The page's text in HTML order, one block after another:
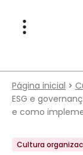
Menu Principal
Abrir Menu
Página inicial
ESG e
e como
Cultura